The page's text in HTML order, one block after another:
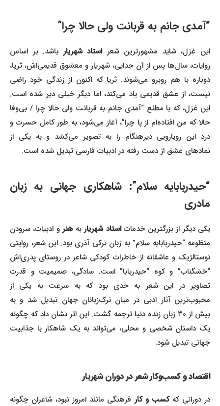
“آمدی جانم به قربانت ولی حالا چرا”
این غزل، شاید مشهورترین شعراستاد شهریارباشد. بر اساس
روایات، سال‌ها پس از آن جدایی، شهریار و معشوق قدیمی‌اش، ثریا،
دوباره با هم روبرو می‌شوند. ثریا که اکنون از زندگی خود راضی
نیست، از عشق قدیمی یاد می‌کند، اما دیگر خیلی دیر شده است.
این غزل، که با مطلع “آمدی جانم به قربانت ولی حالا چرا / بی‌وفا
حالا که من افتاده‌ام از پا چرا”، آغاز می‌شود، به طور کامل حسرت و
درد این رویارویی دیرهنگام را به تصویر می‌کشد و به یکی از
نمادهای عشق از دست رفته در ادبیات فارسی تبدیل شده است.
“حیدربابایه سلام”: شاهکاری جهانی به زبان
مادری
یکی دیگر از بزرگترین خدماتاستاد شهریاربههنرو ادبیات، سرودن
منظومه “حیدربابایه سلام” به زبان ترکی آذری بود. این شعر، روایتی
نوستالژیک و عاشقانه از خاطرات کودکی شاعر در روستای پدری‌اش
“خشگناب” و کوه “حیدربابا” است. سادگی، صمیمیت و قدرت
تصاویر در این شعر به حدی بود که به سرعت به یکی از
محبوب‌ترین آثار ادبی در میان ترک‌زبانان جهان تبدیل شد و به
بیش از ۳۰ زبان زنده دنیا ترجمه گشت. این اثر نشان داد که چگونه
یک داستان شخصی و محلی، می‌تواند به یک شاهکار با جذابیت
جهانی تبدیل شود.
اقتصاد و کسب‌وکار شعر در دوران شهریار
در دورانی کهکسب و کارفرهنگی مانند امروز نبود، شاعران چگونه